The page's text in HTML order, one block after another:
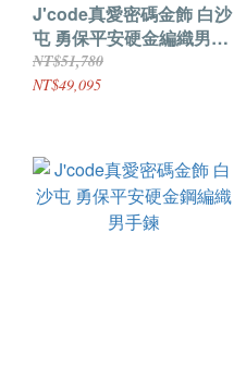
J'code真愛密碼金飾 白沙
屯 勇保平安硬金編織男手
鍊-五錢款
NT$51,780
NT$49,095